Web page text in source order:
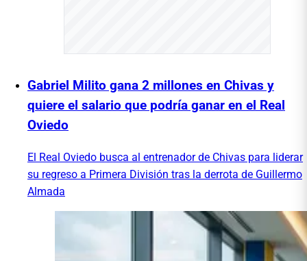
Gabriel Milito gana 2 millones en Chivas y
quiere el salario que podría ganar en el Real
Oviedo
El Real Oviedo busca al entrenador de Chivas para liderar
su regreso a Primera División tras la derrota de Guillermo
Almada